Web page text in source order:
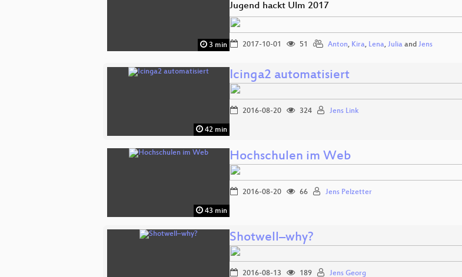
3 min
Jugend hackt Ulm 2017
2017-10-01 51 Anton, Kira, Lena, Julia and Jens
42 min
Icinga2 automatisiert
2016-08-20 324 Jens Link
43 min
Hochschulen im Web
2016-08-20 66 Jens Pelzetter
Shotwell–why?
2016-08-13 189 Jens Georg